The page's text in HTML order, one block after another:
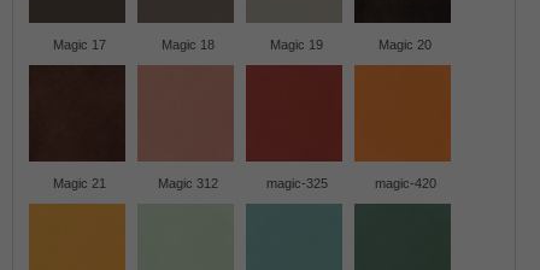
Magic 17 Magic 18 Magic 19 Magic 20
Magic 21 Magic 312 magic-325 magic-420